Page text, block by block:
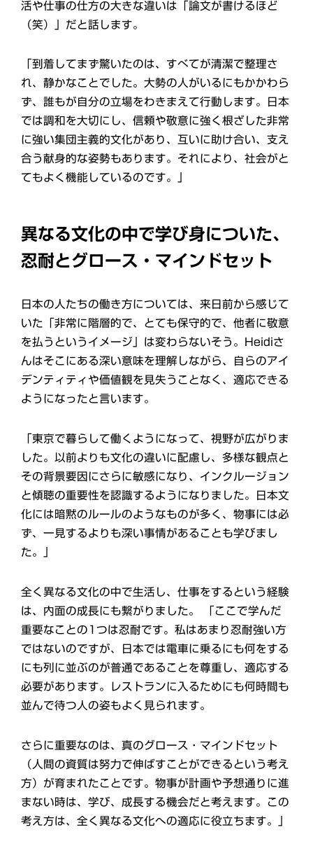
活や仕事の仕方の大きな違いは「論文が書けるほど
（笑）」だと話します。
「到着してまず驚いたのは、すべてが清潔で整理さ
れ、静かなことでした。大勢の人がいるにもかかわら
ず、誰もが自分の立場をわきまえて行動します。日本
では調和を大切にし、信頼や敬意に強く根ざした非常
に強い集団主義的文化があり、互いに助け合い、支え
合う献身的な姿勢もあります。それにより、社会がと
てもよく機能しているのです。」
異なる文化の中で学び身についた、
忍耐とグロース・マインドセット
日本の人たちの働き方については、来日前から感じて
いた「非常に階層的で、とても保守的で、他者に敬意
を払うというイメージ」は変わらないそう。Heidiさ
んはそこにある深い意味を理解しながら、自らのアイ
デンティティや価値観を見失うことなく、適応できる
ようになったと言います。
「東京で暮らして働くようになって、視野が広がりま
した。以前よりも文化の違いに配慮し、多様な観点と
その背景要因にさらに敏感になり、インクルージョン
と傾聴の重要性を認識するようになりました。日本文
化には暗黙のルールのようなものが多く、物事には必
ず、一見するよりも深い事情があることも学びまし
た。」
全く異なる文化の中で生活し、仕事をするという経験
は、内面の成長にも繋がりました。 「ここで学んだ
重要なことの1つは忍耐です。私はあまり忍耐強い方
ではないのですが、日本では電車に乗るにも何をする
にも列に並ぶのが普通であることを尊重し、適応する
必要があります。レストランに入るためにも何時間も
並んで待つ人の姿もよく見られます。
さらに重要なのは、真のグロース・マインドセット
（人間の資質は努力で伸ばすことができるという考え
方）が育まれたことです。物事が計画や予想通りに進
まない時は、学び、成長する機会だと考えます。この
考え方は、全く異なる文化への適応に役立ちます。」